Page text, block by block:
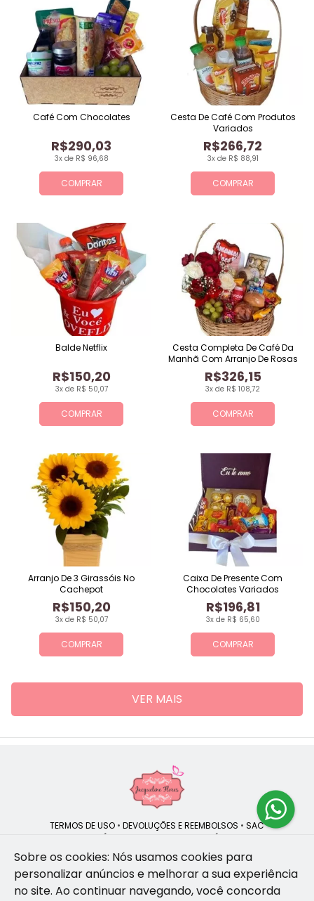
COMPRAR
3x de R$ 96,68
R$290,03
Café Com Chocolates
COMPRAR
3x de R$ 88,91
R$266,72
Cesta De Café Com Produtos
Variados
COMPRAR
3x de R$ 50,07
R$150,20
Balde Netflix
COMPRAR
3x de R$ 108,72
R$326,15
Cesta Completa De Café Da
Manhã Com Arranjo De Rosas
COMPRAR
3x de R$ 50,07
R$150,20
Arranjo De 3 Girassóis No
Cachepot
COMPRAR
3x de R$ 65,60
R$196,81
Caixa De Presente Com
Chocolates Variados
VER MAIS
TERMOS DE USO • DEVOLUÇÕES E REEMBOLSOS • SAC
POLÍTICA DE PRIVACIDADE POLÍTICA DE COOKIES
Jacqueline Flores | CNPJ: 47.335.418/0001-13
Sobre os cookies: Nós usamos cookies para
personalizar anúncios e melhorar a sua experiência
no site. Ao continuar navegando, você concorda